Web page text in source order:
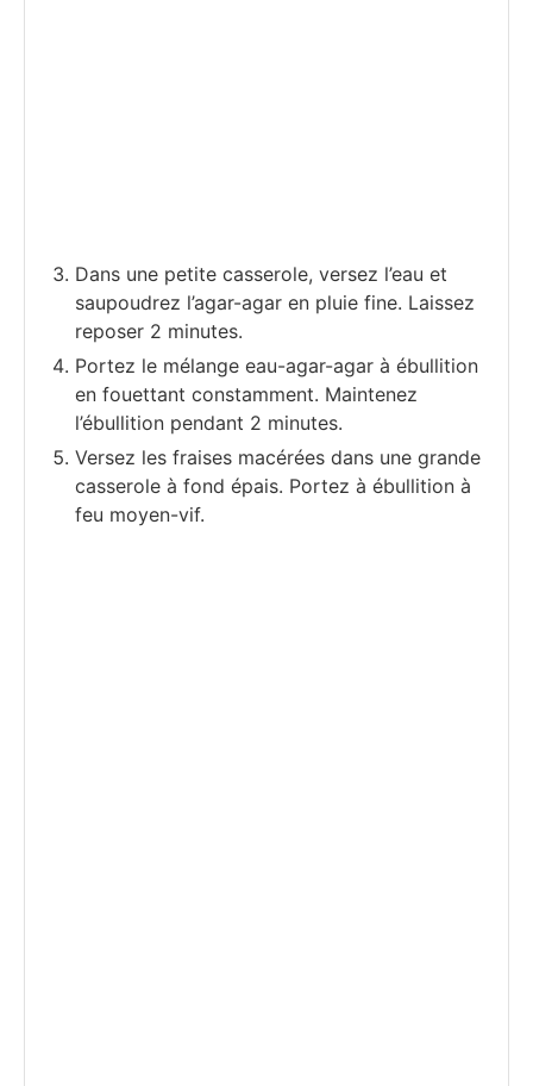
Dans une petite casserole, versez l’eau et
saupoudrez l’agar-agar en pluie fine. Laissez
reposer 2 minutes.
Portez le mélange eau-agar-agar à ébullition
en fouettant constamment. Maintenez
l’ébullition pendant 2 minutes.
Versez les fraises macérées dans une grande
casserole à fond épais. Portez à ébullition à
feu moyen-vif.